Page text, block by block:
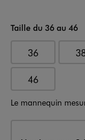
Taille du 36 au 46
36
46
Le mannequin